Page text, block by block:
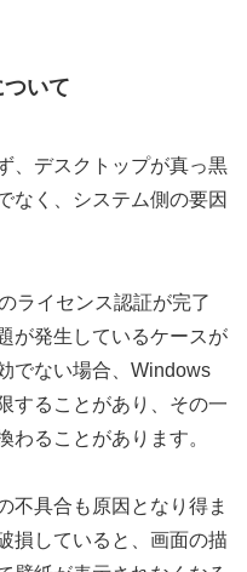
いて
、デスクトップが真っ黒
なく、システム側の要因
ライセンス認証が完了
が発生しているケースが
でない場合、Windows
することがあり、その一
わることがあります。
不具合も原因となり得ま
損していると、画面の描